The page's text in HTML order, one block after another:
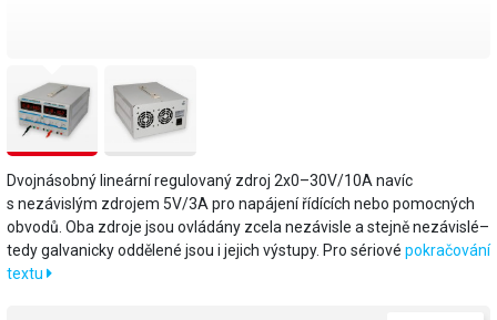
Dvojnásobný lineární regulovaný zdroj 2x0–30V/10A navíc
s nezávislým zdrojem 5V/3A pro napájení řídících nebo pomocných
obvodů. Oba zdroje jsou ovládány zcela nezávisle a stejně nezávislé–
tedy galvanicky oddělené jsou i jejich výstupy. Pro sériové pokračování
textu